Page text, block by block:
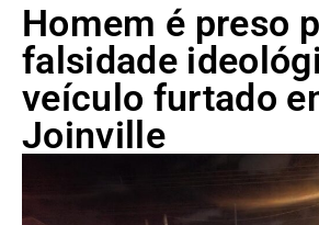
Homem é preso
falsidade
veículo furtado
Joinville